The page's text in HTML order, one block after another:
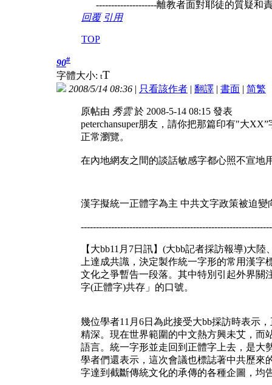
--------------------離教者面對耶徒的質疑和
回覆 引用
TOP
90#
字體大小: tT
2008/5/14 08:36 | 只看該作者 | 翻譯 | 書面 | 简繁
原帖由 秀雲於 2008-5-14 08:15 發表
peterchansuper朋友，請你把那篇印有"大
正常瀏覽。
在內地網友之間的談話敏感字都心照不宣地
漢字擬統一正體字為主 中共文字政策被迫變
【大bb11月7日訊】(大bb記者採訪報導)大
上達成共識，決定製作統一字形的常用漢
文化之爭暫告一段落。其中特別引起外界關
字(正體字)共存」的口號。
幾位學者11月6日為此接受大bb採訪時表示
精深。現在世界範圍的中文熱方興未艾，而
語言。統一字形並走回到正體字上去，是大
學者們還表示，這次會議也標誌著中共歷來
字達到截斷傳統文化的承傳的各種企圖，均